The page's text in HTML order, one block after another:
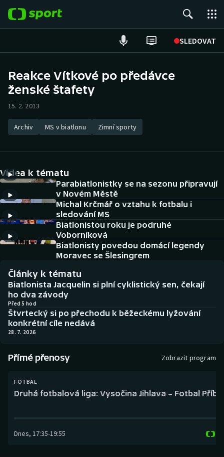
SLEDOVAT
Hokej
Atletika
DALŠÍ SPORTY
Americký fotbal
Baseball a softbal
Biatlon
Boby a skeleton
Box
Curling
NEPŘEHLÉDNĚTE
Historické návraty
Aplikace ČT sport
AZ kvíz
Reakce Vítkové po předávce
ženské štafety
15. 2. 2013
Archiv MS v biatlonu Zimní sporty
Videa k tématu
Parabiatlonistky se na sezonu připravují
v Novém Městě
Michal Krčmář o vztahu k fotbalu i
sledování MS
Biatlonistou roku je podruhé
Voborníková
Biatlonisty povedou domácí legendy
Moravec se Šlesingrem
Články k tématu
Biatlonista Jacquelin si plní cyklistický sen, čekají
ho dva závody
Před 5 hod
Štvrtecký si po přechodu k běžeckému lyžování
konkrétní cíle nedává
28. 7. 2026
Přímé přenosy Zobrazit program
FOTBAL
Druhá fotbalová liga: Vysočina Jihlava – Fotbal
Dnes, 17:35-19:55